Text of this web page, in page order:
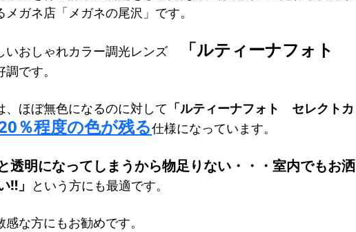
EyeWear Maison de luxe Lunettes 内藤熊八 作 mamuse
トグラッシーズ
ガネ店「メガネの尾沢」です。
いおしゃれカラー調光レンズ
「ルティーナフォト
調です。
ほぼ無色になるのに対して 「ルティーナフォト　セレクトカ
％程度の色が残る仕様になっています。
透明になってしまうから物足りない・・・室内でもお洒
‼」 という方にも最適です。
な方にもお勧めです。